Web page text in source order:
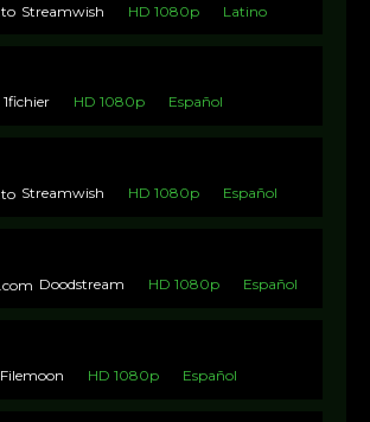
Streamwish
HD 1080p Latino
1fichier
HD 1080p Español
Streamwish
HD 1080p Español
Doodstream
HD 1080p Español
Filemoon
HD 1080p Español